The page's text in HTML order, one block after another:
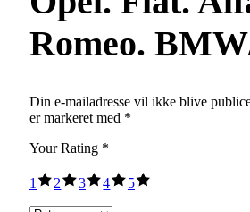
Romeo.
Din e-mailadresse vil ikke blive
er markeret med *
Your Rating *
1 2 3 4 5